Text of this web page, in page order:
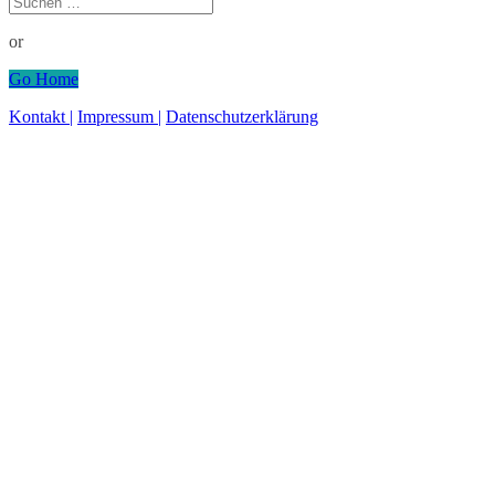
nach:
or
Go Home
Kontakt | Impressum | Datenschutzerklärung